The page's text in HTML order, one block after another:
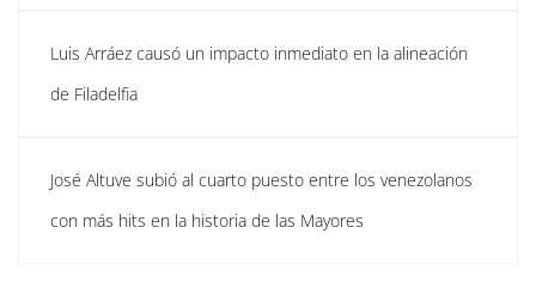
Luis Arráez causó un impacto inmediato en la alineación
de Filadelfia
José Altuve subió al cuarto puesto entre los venezolanos
con más hits en la historia de las Mayores